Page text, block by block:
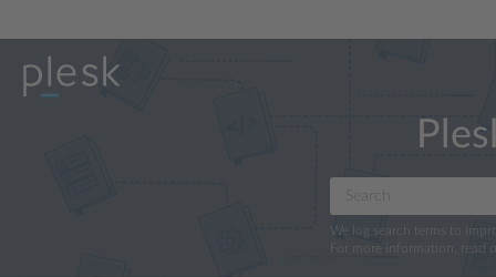
We log search terms to
For more information, read